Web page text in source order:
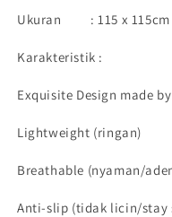
Ukuran : 115 x 115cm
Karakteristik :
Exquisite Design made
Lightweight (ringan)
Breathable (nyaman/
Anti-slip (tidak licin/stay